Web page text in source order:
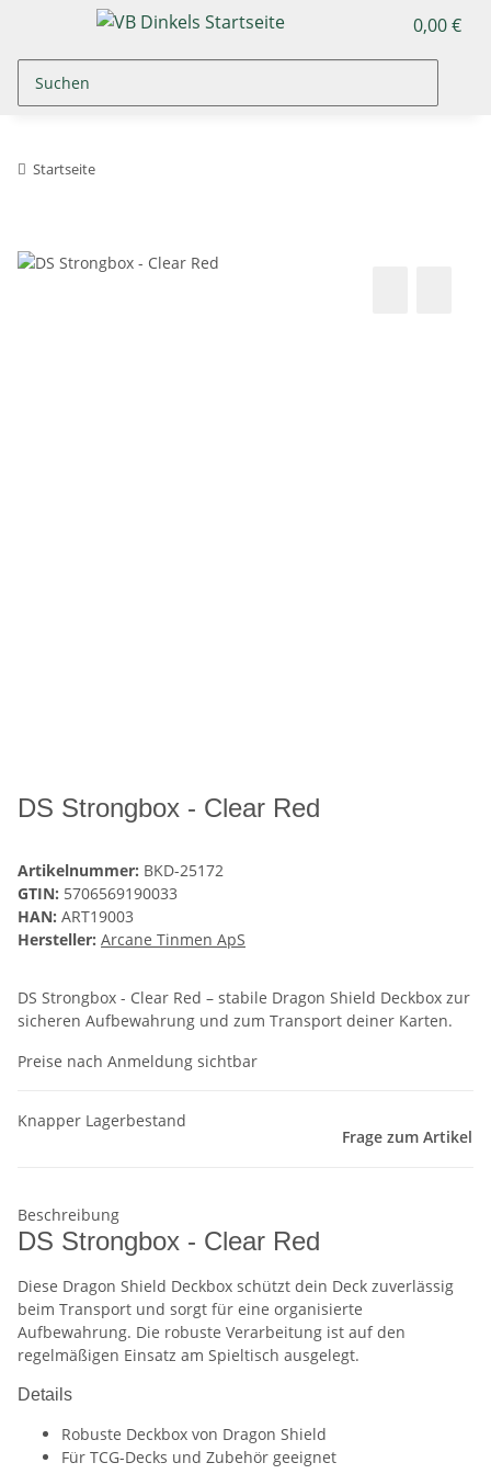
0,00 €
Startseite
DS Strongbox - Clear Red
Artikelnummer: BKD-25172
GTIN: 5706569190033
HAN: ART19003
Hersteller: Arcane Tinmen ApS
DS Strongbox - Clear Red – stabile Dragon Shield Deckbox zur
sicheren Aufbewahrung und zum Transport deiner Karten.
Preise nach Anmeldung sichtbar
Knapper Lagerbestand
Frage zum Artikel
Beschreibung
DS Strongbox - Clear Red
Diese Dragon Shield Deckbox schützt dein Deck zuverlässig
beim Transport und sorgt für eine organisierte
Aufbewahrung. Die robuste Verarbeitung ist auf den
regelmäßigen Einsatz am Spieltisch ausgelegt.
Details
Robuste Deckbox von Dragon Shield
Für TCG-Decks und Zubehör geeignet